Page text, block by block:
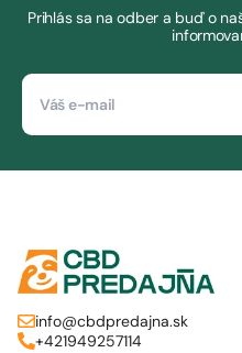
Prihlás sa na odber a buď o
info@cbdpredajna.sk
+421949257114